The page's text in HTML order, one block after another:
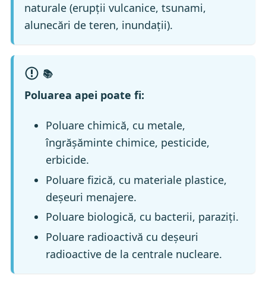
naturale (erupții vulcanice, tsunami,
alunecări de teren, inundații).
📚
Poluarea apei poate fi:
Poluare chimică, cu metale,
îngrășăminte chimice, pesticide,
erbicide.
Poluare fizică, cu materiale plastice,
deșeuri menajere.
Poluare biologică, cu bacterii, paraziți.
Poluare radioactivă cu deșeuri
radioactive de la centrale nucleare.